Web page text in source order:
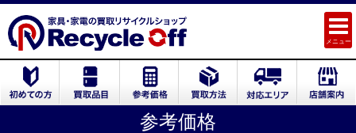
メニュー
参考価格